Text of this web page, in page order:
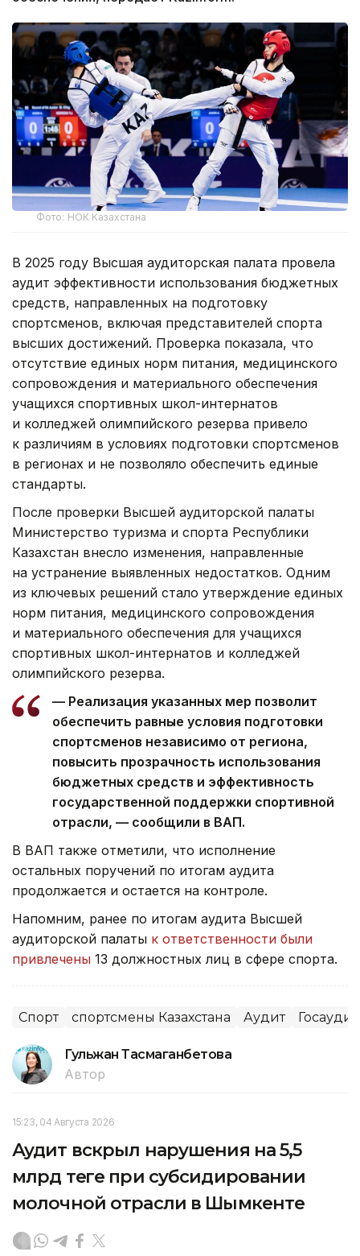
Фото: НОК Казахстана
В 2025 году Высшая аудиторская палата провела
аудит эффективности использования бюджетных
средств, направленных на подготовку
спортсменов, включая представителей спорта
высших достижений. Проверка показала, что
отсутствие единых норм питания, медицинского
сопровождения и материального обеспечения
учащихся спортивных школ-интернатов
и колледжей олимпийского резерва привело
к различиям в условиях подготовки спортсменов
в регионах и не позволяло обеспечить единые
стандарты.
После проверки Высшей аудиторской палаты
Министерство туризма и спорта Республики
Казахстан внесло изменения, направленные
на устранение выявленных недостатков. Одним
из ключевых решений стало утверждение единых
норм питания, медицинского сопровождения
и материального обеспечения для учащихся
спортивных школ-интернатов и колледжей
олимпийского резерва.
— Реализация указанных мер позволит
обеспечить равные условия подготовки
спортсменов независимо от региона,
повысить прозрачность использования
бюджетных средств и эффективность
государственной поддержки спортивной
отрасли, — сообщили в ВАП.
В ВАП также отметили, что исполнение
остальных поручений по итогам аудита
продолжается и остается на контроле.
Напомним, ранее по итогам аудита Высшей
аудиторской палаты к ответственности были
привлечены 13 должностных лиц в сфере спорта.
Спорт спортсмены Казахстана Аудит Госаудит
Гульжан Тасмаганбетова
Автор
15:23, 04 Августа 2026
Аудит вскрыл нарушения на 5,5
млрд теңге при субсидировании
молочной отрасли в Шымкенте